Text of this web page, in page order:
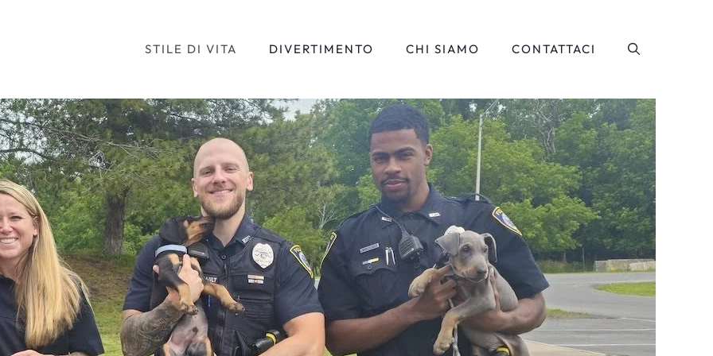
STILE DI VITA DIVERTIMENTO CHI SIAMO CONTATTACI